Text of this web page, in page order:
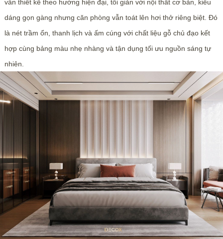
vẫn thiết kế theo hướng hiện đại, tối giản với nội thất cơ bản, kiểu
dáng gọn gàng nhưng căn phòng vẫn toát lên hơi thở riêng biệt. Đó
là nét trầm ổn, thanh lịch và ấm cúng với chất liệu gỗ chủ đạo kết
hợp cùng bảng màu nhẹ nhàng và tận dụng tối ưu nguồn sáng tự
nhiên.